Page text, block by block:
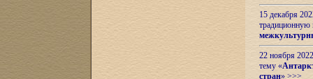
15 декабря
22 ноября
тему «
стран» >>>